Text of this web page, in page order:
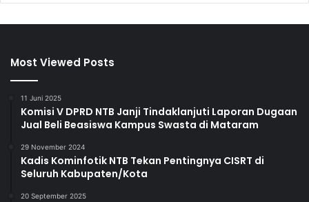
Most Viewed Posts
11 Juni 2025
Komisi V DPRD NTB Janji Tindaklanjuti Laporan Dugaan
Jual Beli Beasiswa Kampus Swasta di Mataram
29 November 2024
Kadis Kominfotik NTB Tekan Pentingnya CISRT di
Seluruh Kabupaten/Kota
20 September 2025